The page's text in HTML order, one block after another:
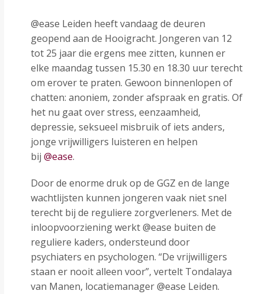
@ease Leiden heeft vandaag de deuren
geopend aan de Hooigracht. Jongeren van 12
tot 25 jaar die ergens mee zitten, kunnen er
elke maandag tussen 15.30 en 18.30 uur terecht
om erover te praten. Gewoon binnenlopen of
chatten: anoniem, zonder afspraak en gratis. Of
het nu gaat over stress, eenzaamheid,
depressie, seksueel misbruik of iets anders,
jonge vrijwilligers luisteren en helpen
bij@ease.
Door de enorme druk op de GGZ en de lange
wachtlijsten kunnen jongeren vaak niet snel
terecht bij de reguliere zorgverleners. Met de
inloopvoorziening werkt @ease buiten de
reguliere kaders, ondersteund door
psychiaters en psychologen. “De vrijwilligers
staan er nooit alleen voor”, vertelt Tondalaya
van Manen, locatiemanager @ease Leiden.